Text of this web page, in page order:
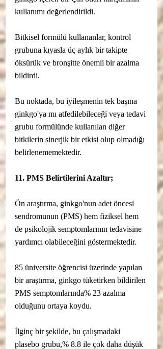
kullanımı değerlendirildi.
Bitkisel formülü kullananlar, kontrol
grubuna kıyasla üç aylık bir takipte
öksürük ve bronşitte önemli bir azalma
bildirdi.
Bu noktada, bu iyileşmenin tek başına
ginkgo'ya mı atfedilebileceği veya tedavi
grubu formülünde kullanılan diğer
bitkilerin sinerjik bir etkisi olup olmadığı
belirlenememektedir.
11. PMS Belirtilerini Azaltır;
Ön araştırma, ginkgo'nun adet öncesi
sendromunun (PMS) hem fiziksel hem
de psikolojik semptomlarının tedavisine
yardımcı olabileceğini göstermektedir.
85 üniversite öğrencisi üzerinde yapılan
bir araştırma, ginkgo tüketirken bildirilen
PMS semptomlarında% 23 azalma
olduğunu ortaya koydu.
İlginç bir şekilde, bu çalışmadaki
plasebo grubu,% 8.8 ile çok daha düşük